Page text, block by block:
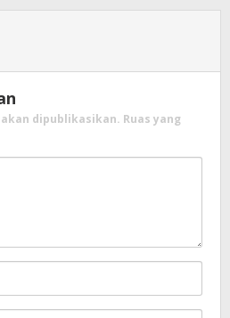
dipublikasikan. Ruas yang